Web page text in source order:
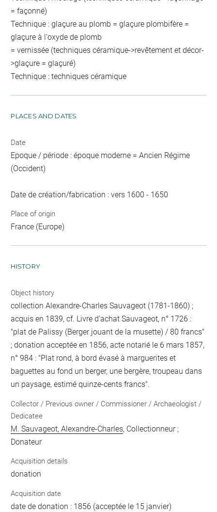
= façonné)
Technique : glaçure au plomb = glaçure plombifère =
glaçure à l'oxyde de plomb
= vernissée (techniques céramique->revêtement et décor-
>glaçure = glaçuré)
Technique : techniques céramique
PLACES AND DATES
Date
Epoque / période : époque moderne = Ancien Régime
(Occident)
Date de création/fabrication : vers 1600 - 1650
Place of origin
France (Europe)
HISTORY
Object history
collection Alexandre-Charles Sauvageot (1781-1860) ;
acquis en 1839, cf. Livre d'achat Sauvageot, n° 1726 :
"plat de Palissy (Berger jouant de la musette) / 80 francs"
; donation acceptée en 1856, acte notarié le 6 mars 1857,
n° 984 : "Plat rond, à bord évasé à marguerites et
baguettes au fond un berger, une bergère, troupeau dans
un paysage, estimé quinze-cents francs".
Collector / Previous owner / Commissioner / Archaeologist /
Dedicatee
M. Sauvageot, Alexandre-Charles, Collectionneur ;
Donateur
Acquisition details
donation
Acquisition date
date de donation : 1856 (acceptée le 15 janvier)